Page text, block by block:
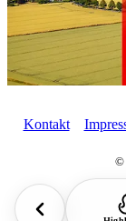
Kontakt
©